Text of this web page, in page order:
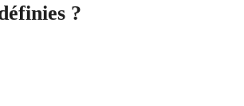
?